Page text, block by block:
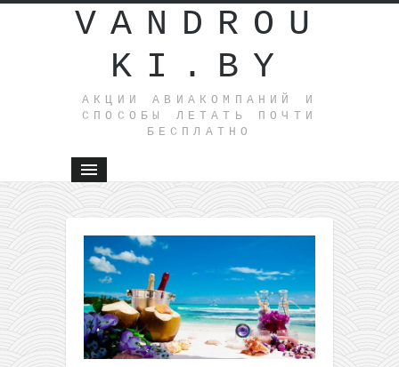
VANDROU
KI.BY
АКЦИИ АВИАКОМПАНИЙ И
СПОСОБЫ ЛЕТАТЬ ПОЧТИ
БЕСПЛАТНО
и Прага в
одной
поездке
из